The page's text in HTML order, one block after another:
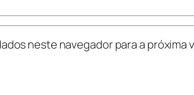
neste navegador para a próxima